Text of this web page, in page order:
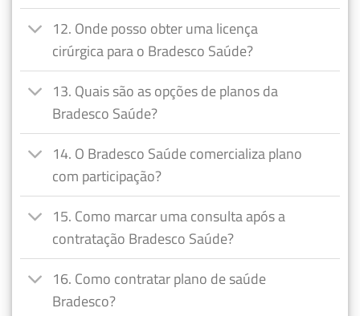
12. Onde posso obter uma licença
cirúrgica para o Bradesco Saúde?
13. Quais são as opções de planos da
Bradesco Saúde?
14. O Bradesco Saúde comercializa plano
com participação?
15. Como marcar uma consulta após a
contratação Bradesco Saúde?
16. Como contratar plano de saúde
Bradesco?